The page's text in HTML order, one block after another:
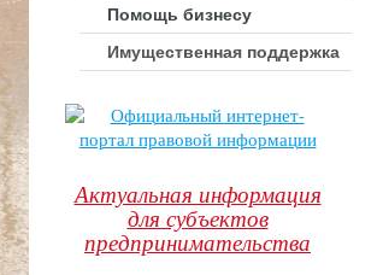
Помощь бизнесу
Имущественная поддержка
Актуальная информация
для субъектов
предпринимательства